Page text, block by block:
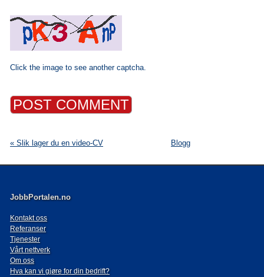
Click the image to see another captcha.
« Slik lager du en video-CV Blogg
JobbPortalen.no
Kontakt oss
Referanser
Tjenester
Vårt nettverk
Om oss
Hva kan vi gjøre for din bedrift?